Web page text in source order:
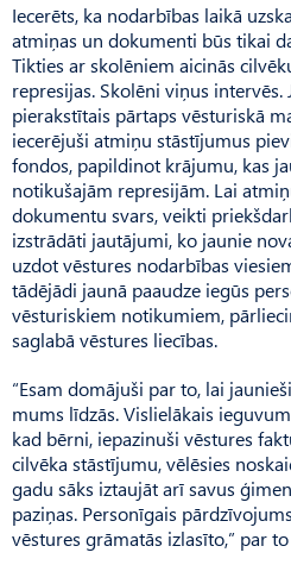
Iecerēts, ka nodarbības laikā
atmiņas un dokumenti būs tikai
Tikties ar skolēniem aicinās
represijas. Skolēni viņus intervēs.
pierakstītais pārtaps vēsturiskā
iecerējuši atmiņu stāstījumus
fondos, papildinot krājumu, kas
notikušajām represijām. Lai
dokumentu svars, veikti
izstrādāti jautājumi, ko jaunie
uzdot vēstures nodarbības
tādējādi jaunā paaudze iegūs
vēsturiskiem notikumiem,
saglabā vēstures liecības.
“Esam domājuši par to, lai
mums līdzās. Vislielākais
kad bērni, iepazinuši vēstures
cilvēka stāstījumu, vēlēsies
gadu sāks iztaujāt arī savus
paziņas. Personīgais
vēstures grāmatās izlasīto,” par